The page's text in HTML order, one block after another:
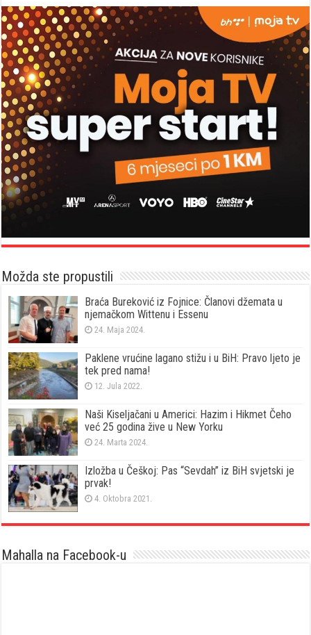
Možda ste propustili
Braća Bureković iz Fojnice: Članovi džemata u
njemačkom Wittenu i Essenu
24. Maja 2024.
Paklene vrućine lagano stižu i u BiH: Pravo ljeto je
tek pred nama!
12. Jula 2022.
Naši Kiseljačani u Americi: Hazim i Hikmet Čeho
već 25 godina žive u New Yorku
24. Marta 2024.
Izložba u Češkoj: Pas “Sevdah” iz BiH svjetski je
prvak!
4. Oktobra 2021.
Mahalla na Facebook-u